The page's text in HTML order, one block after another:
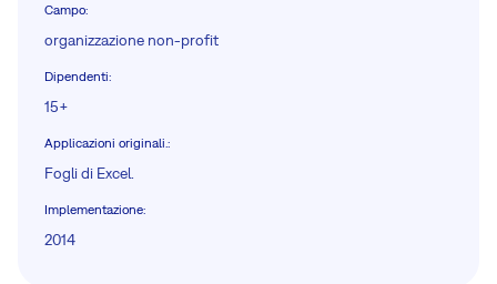
Campo:
organizzazione non-profit
Dipendenti:
15+
Applicazioni originali. :
Fogli di Excel.
Implementazione:
2014